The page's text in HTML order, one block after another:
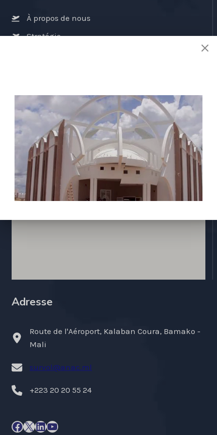
À propos de nous
Stratégie
Contactez nous
Adresse
Route de l'Aéroport, Kalaban Coura, Bamako -
Mali
survol@anac.ml
+223 20 20 55 24
Facebook
X LinkedIn
YouTube